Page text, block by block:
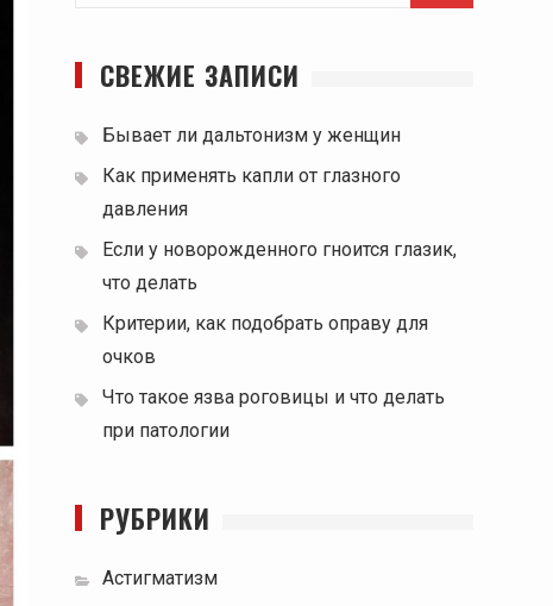
СВЕЖИЕ ЗАПИСИ
Бывает ли дальтонизм у женщин
Как применять капли от глазного
давления
Если у новорожденного гноится глазик,
что делать
Критерии, как подобрать оправу для
очков
Что такое язва роговицы и что делать
при патологии
РУБРИКИ
Астигматизм